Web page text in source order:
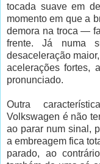
tocada suave em
momento em que a
demora na troca —
frente. Já numa
desaceleração
acelerações fortes,
pronunciado.
Outra
Volkswagen é não
ao parar num sinal,
a embreagem fica
parado, ao